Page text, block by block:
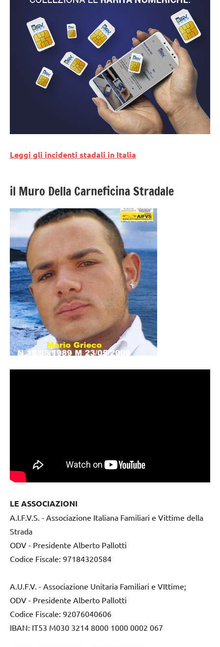
Leggi gli incidenti stadali in Italia
il Muro Della Carneficina Stradale
LE ASSOCIAZIONI
A.I.F.V.S. - Associazione Italiana Familiari e Vittime della
Strada
ODV - Presidente Alberto Pallotti
Codice Fiscale: 97184320584
A.U.F.V. - Associazione Unitaria Familiari e VIttime;
ODV - Presidente Alberto Pallotti
Codice Fiscale: 92076040606
IBAN: IT53 M030 3214 8000 1000 0002 067